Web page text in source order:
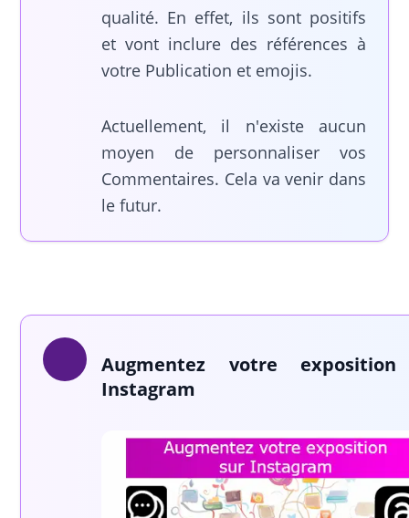
qualité. En effet, ils sont positifs
et vont inclure des références à
votre Publication et emojis.
Actuellement, il n'existe aucun
moyen de personnaliser vos
Commentaires. Cela va venir dans
le futur.
Augmentez votre
Instagram